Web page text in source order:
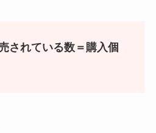
されている数＝購入個